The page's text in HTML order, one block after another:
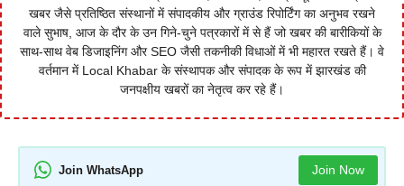
खबर जैसे प्रतिष्ठित संस्थानों में संपादकीय और ग्राउंड रिपोर्टिंग का अनुभव रखने
वाले सुभाष, आज के दौर के उन गिने-चुने पत्रकारों में से हैं जो खबर की बारीकियों के
साथ-साथ वेब डिजाइनिंग और SEO जैसी तकनीकी विधाओं में भी महारत रखते हैं। वे
वर्तमान में Local Khabar के संस्थापक और संपादक के रूप में झारखंड की
जनपक्षीय खबरों का नेतृत्व कर रहे हैं।
Join WhatsApp Join Now